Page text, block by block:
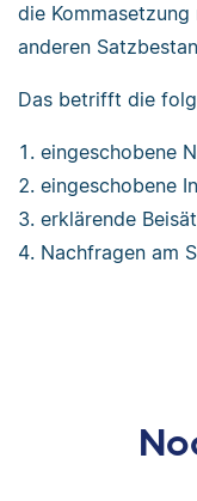
die Kommasetzung
anderen
Das betrifft die
eingeschobene
eingeschobene
erklärende
Nachfragen am